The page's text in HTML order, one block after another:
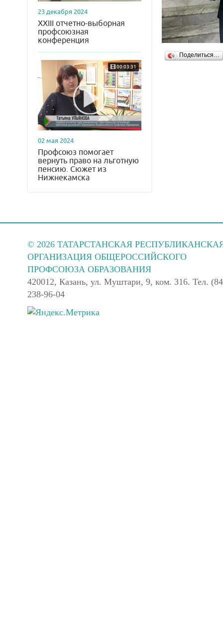
23 декабря 2024
XXIII отчетно-выборная
профсоюзная
конференция
00:03:31
02 мая 2024
Профсоюз помогает
вернуть право на льготную
пенсию. Сюжет из
Нижнекамска
Поделиться…
© 2026 ТАТАРСТАНСКАЯ
ОРГАНИЗАЦИЯ ОБЩЕРОССИЙСКОГО
ПРОФСОЮЗА ОБРАЗОВАНИЯ
420012, Казань, ул. Муштари, 9, ком. 316. Тел.
238-96-04